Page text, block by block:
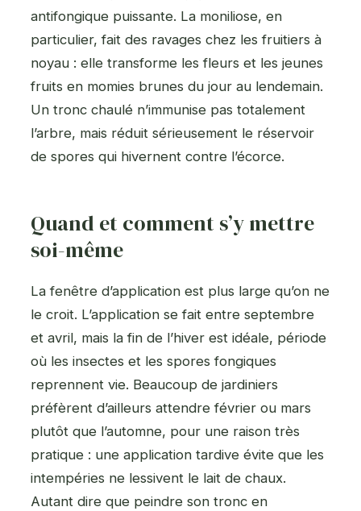
antifongique puissante. La moniliose, en
particulier, fait des ravages chez les fruitiers à
noyau : elle transforme les fleurs et les jeunes
fruits en momies brunes du jour au lendemain.
Un tronc chaulé n’immunise pas totalement
l’arbre, mais réduit sérieusement le réservoir
de spores qui hivernent contre l’écorce.
Quand et comment s’y mettre
soi-même
La fenêtre d’application est plus large qu’on ne
le croit. L’application se fait entre septembre
et avril, mais la fin de l’hiver est idéale, période
où les insectes et les spores fongiques
reprennent vie. Beaucoup de jardiniers
préfèrent d’ailleurs attendre février ou mars
plutôt que l’automne, pour une raison très
pratique : une application tardive évite que les
intempéries ne lessivent le lait de chaux.
Autant dire que peindre son tronc en